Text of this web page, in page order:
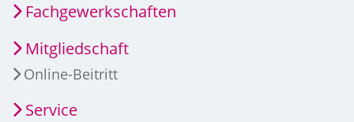
Fachgewerkschaften
Mitgliedschaft
Online-Beitritt
Service